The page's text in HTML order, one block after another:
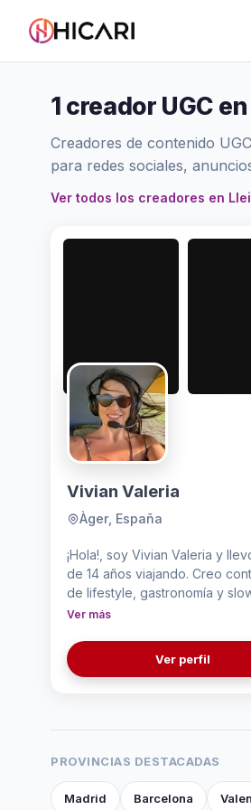
1 creador UGC
Creadores de contenido
para redes sociales,
Ver todos los creadores en
Vivian Valeria
Àger, España
¡Hola!, soy Vivian Valeria y
de 14 años viajando. Creo
de lifestyle, gastronomía y
una forma de viajar que no se
vividas. Mi estilo es comunicar
frescura y algo de humor, me
las personas.
Ver más
Ver perfil
PROVINCIAS DESTACADAS
Madrid Barcelona